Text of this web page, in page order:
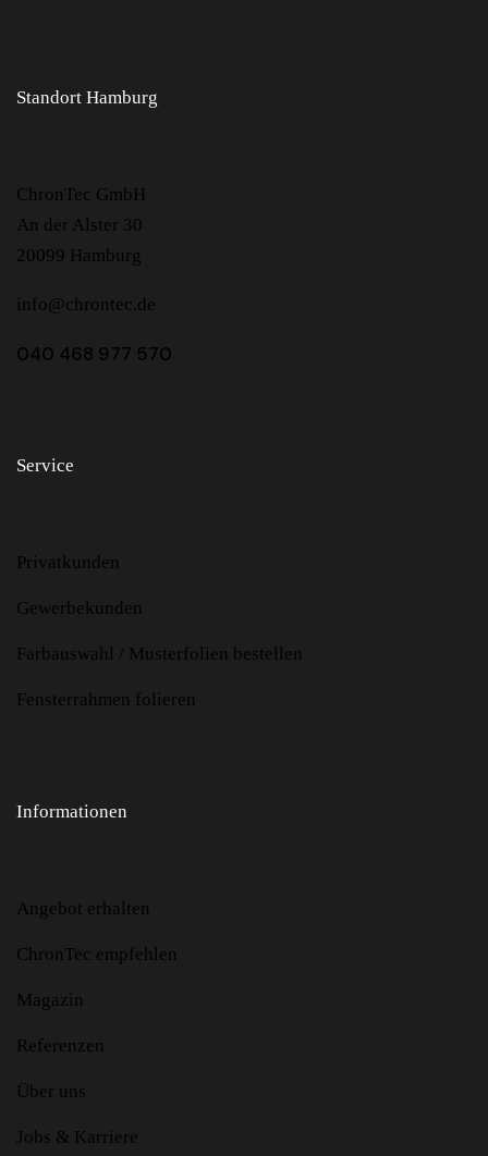
Standort Hamburg
ChronTec GmbH
An der Alster 30
20099 Hamburg
info@chrontec.de
040 468 977 570
Service
Privatkunden
Gewerbekunden
Farbauswahl / Musterfolien bestellen
Fensterrahmen folieren
Informationen
Angebot erhalten
ChronTec empfehlen
Magazin
Referenzen
Über uns
Jobs & Karriere